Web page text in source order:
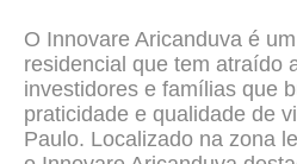
O Innovare Aricanduva é
residencial que tem atraído
investidores e famílias que
praticidade e qualidade de
Paulo. Localizado na zona